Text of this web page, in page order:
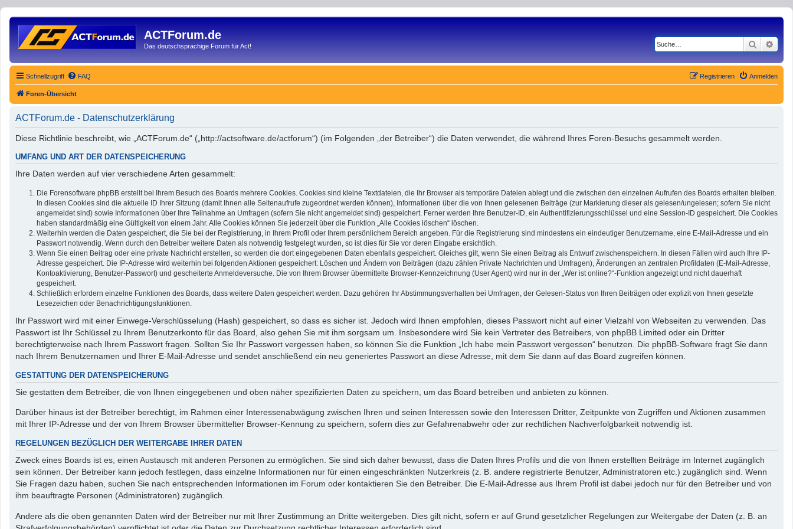
ACTForum.de
Das deutschsprachige Forum für Act! Suche
Schnellzugriff FAQ Anmelden
Registrieren
Foren-Übersicht
ACTForum.de - Datenschutzerklärung
Diese Richtlinie beschreibt, wie „ACTForum.de“ („http://actsoftware.de/actforum“) (im Folgenden „der Betreiber“) die Daten verwendet, die während Ihres Foren-Besuchs gesammelt werden.
UMFANG UND ART DER DATENSPEICHERUNG
Ihre Daten werden auf vier verschiedene Arten gesammelt:
Die Forensoftware phpBB erstellt bei Ihrem Besuch des Boards mehrere Cookies. Cookies sind kleine Textdateien, die Ihr Browser als temporäre Dateien ablegt und die zwischen den einzelnen Aufrufen des Boards erhalten bleiben.
In diesen Cookies sind die aktuelle ID Ihrer Sitzung (damit Ihnen alle Seitenaufrufe zugeordnet werden können), Informationen über die von Ihnen gelesenen Beiträge (zur Markierung dieser als gelesen/ungelesen; sofern Sie nicht
angemeldet sind) sowie Informationen über Ihre Teilnahme an Umfragen (sofern Sie nicht angemeldet sind) gespeichert. Ferner werden Ihre Benutzer-ID, ein Authentifizierungsschlüssel und eine Session-ID gespeichert. Die Cookies
haben standardmäßig eine Gültigkeit von einem Jahr. Alle Cookies können Sie jederzeit über die Funktion „Alle Cookies löschen“ löschen.
Weiterhin werden die Daten gespeichert, die Sie bei der Registrierung, in Ihrem Profil oder Ihrem persönlichem Bereich angeben. Für die Registrierung sind mindestens ein eindeutiger Benutzername, eine E-Mail-Adresse und ein
Passwort notwendig. Wenn durch den Betreiber weitere Daten als notwendig festgelegt wurden, so ist dies für Sie vor deren Eingabe ersichtlich.
Wenn Sie einen Beitrag oder eine private Nachricht erstellen, so werden die dort eingegebenen Daten ebenfalls gespeichert. Gleiches gilt, wenn Sie einen Beitrag als Entwurf zwischenspeichern. In diesen Fällen wird auch Ihre IP-
Adresse gespeichert. Die IP-Adresse wird weiterhin bei folgenden Aktionen gespeichert: Löschen und Ändern von Beiträgen (dazu zählen Private Nachrichten und Umfragen), Änderungen an zentralen Profildaten (E-Mail-Adresse,
Kontoaktivierung, Benutzer-Passwort) und gescheiterte Anmeldeversuche. Die von Ihrem Browser übermittelte Browser-Kennzeichnung (User Agent) wird nur in der „Wer ist online?“-Funktion angezeigt und nicht dauerhaft
gespeichert.
Schließlich erfordern einzelne Funktionen des Boards, dass weitere Daten gespeichert werden. Dazu gehören Ihr Abstimmungsverhalten bei Umfragen, der Gelesen-Status von Ihren Beiträgen oder explizit von Ihnen gesetzte
Lesezeichen oder Benachrichtigungsfunktionen.
Ihr Passwort wird mit einer Einwege-Verschlüsselung (Hash) gespeichert, so dass es sicher ist. Jedoch wird Ihnen empfohlen, dieses Passwort nicht auf einer Vielzahl von Webseiten zu verwenden. Das
Passwort ist Ihr Schlüssel zu Ihrem Benutzerkonto für das Board, also gehen Sie mit ihm sorgsam um. Insbesondere wird Sie kein Vertreter des Betreibers, von phpBB Limited oder ein Dritter
berechtigterweise nach Ihrem Passwort fragen. Sollten Sie Ihr Passwort vergessen haben, so können Sie die Funktion „Ich habe mein Passwort vergessen“ benutzen. Die phpBB-Software fragt Sie dann
nach Ihrem Benutzernamen und Ihrer E-Mail-Adresse und sendet anschließend ein neu generiertes Passwort an diese Adresse, mit dem Sie dann auf das Board zugreifen können.
GESTATTUNG DER DATENSPEICHERUNG
Sie gestatten dem Betreiber, die von Ihnen eingegebenen und oben näher spezifizierten Daten zu speichern, um das Board betreiben und anbieten zu können.
Darüber hinaus ist der Betreiber berechtigt, im Rahmen einer Interessenabwägung zwischen Ihren und seinen Interessen sowie den Interessen Dritter, Zeitpunkte von Zugriffen und Aktionen zusammen
mit Ihrer IP-Adresse und der von Ihrem Browser übermittelter Browser-Kennung zu speichern, sofern dies zur Gefahrenabwehr oder zur rechtlichen Nachverfolgbarkeit notwendig ist.
REGELUNGEN BEZÜGLICH DER WEITERGABE IHRER DATEN
Zweck eines Boards ist es, einen Austausch mit anderen Personen zu ermöglichen. Sie sind sich daher bewusst, dass die Daten Ihres Profils und die von Ihnen erstellten Beiträge im Internet zugänglich
sein können. Der Betreiber kann jedoch festlegen, dass einzelne Informationen nur für einen eingeschränkten Nutzerkreis (z. B. andere registrierte Benutzer, Administratoren etc.) zugänglich sind. Wenn
Sie Fragen dazu haben, suchen Sie nach entsprechenden Informationen im Forum oder kontaktieren Sie den Betreiber. Die E-Mail-Adresse aus Ihrem Profil ist dabei jedoch nur für den Betreiber und von
ihm beauftragte Personen (Administratoren) zugänglich.
Andere als die oben genannten Daten wird der Betreiber nur mit Ihrer Zustimmung an Dritte weitergeben. Dies gilt nicht, sofern er auf Grund gesetzlicher Regelungen zur Weitergabe der Daten (z. B. an